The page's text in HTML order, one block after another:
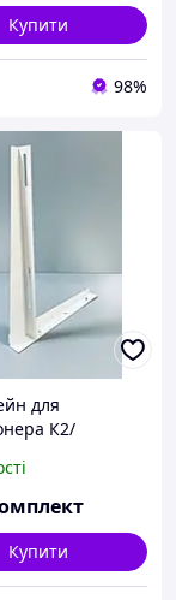
Купити
98%
для
К2/
блоку
Купити